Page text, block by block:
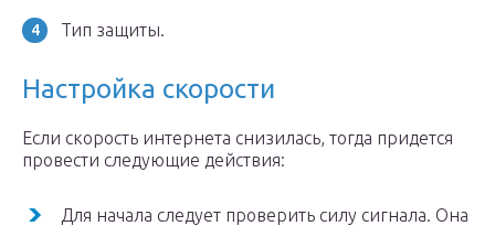
Тип защиты.
Настройка скорости
Если скорость интернета снизилась, тогда придется
провести следующие действия:
Для начала следует проверить силу сигнала. Она